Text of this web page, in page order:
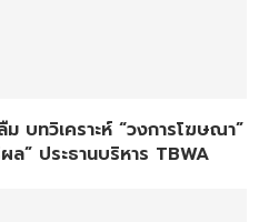
บทวิเคราะห์ “วงการโฆษณา”
ล” ประธานบริหาร TBWA